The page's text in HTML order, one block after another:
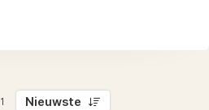
Nieuwste